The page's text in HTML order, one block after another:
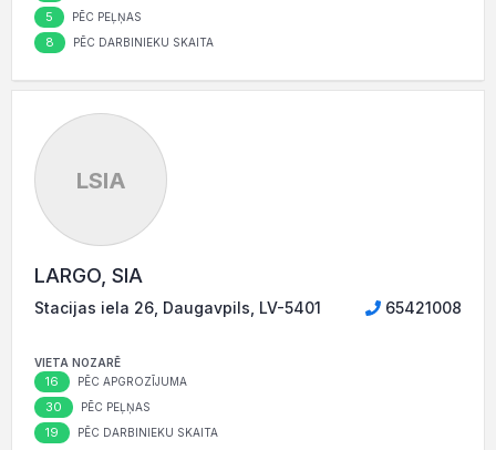
5 PĒC PEĻŅAS
8 PĒC DARBINIEKU SKAITA
LSIA
LARGO, SIA
Stacijas iela 26, Daugavpils, LV-5401 65421008
VIETA NOZARĒ
16 PĒC APGROZĪJUMA
30 PĒC PEĻŅAS
19 PĒC DARBINIEKU SKAITA